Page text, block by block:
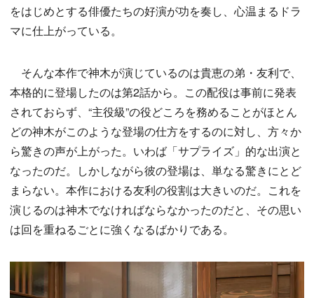
をはじめとする俳優たちの好演が功を奏し、心温まるドラ
マに仕上がっている。
そんな本作で神木が演じているのは貴恵の弟・友利で、
本格的に登場したのは第2話から。この配役は事前に発表
されておらず、“主役級”の役どころを務めることがほとん
どの神木がこのような登場の仕方をするのに対し、方々か
ら驚きの声が上がった。いわば「サプライズ」的な出演と
なったのだ。しかしながら彼の登場は、単なる驚きにとど
まらない。本作における友利の役割は大きいのだ。これを
演じるのは神木でなければならなかったのだと、その思い
は回を重ねるごとに強くなるばかりである。